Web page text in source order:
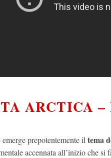
ARCTICA
prepotentemente il tema
accennata all’inizio che